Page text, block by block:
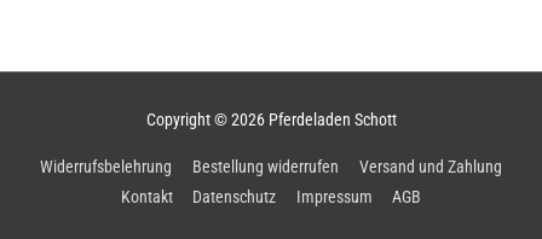
Copyright © 2026 Pferdeladen Schott
Widerrufsbelehrung Bestellung widerrufen
Versand und Zahlung
Kontakt
Datenschutz Impressum AGB